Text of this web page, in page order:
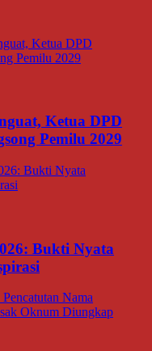
Ketua DPD
Pemilu 2029
Bukti Nyata